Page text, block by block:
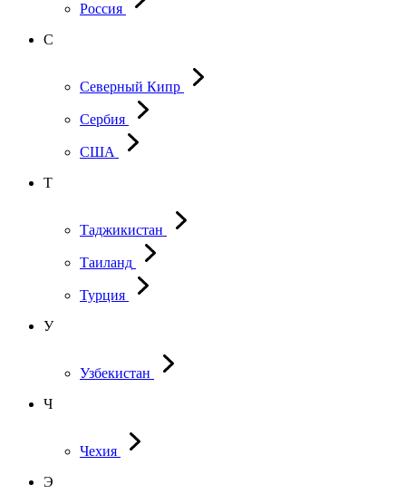
Россия
С
Северный Кипр
Сербия
США
Т
Таджикистан
Таиланд
Турция
У
Узбекистан
Ч
Чехия
Э